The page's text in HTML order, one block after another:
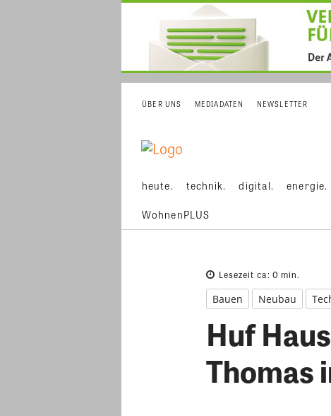
ÜBER UNS MEDIADATEN NEWSLETTER
heute. technik. digital. energie.
WohnenPLUS
Lesezeit ca: 0 min.
Bauen Neubau
Huf
Thomas